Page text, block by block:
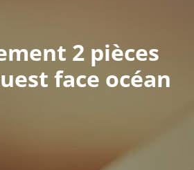
2 pièces
face océan